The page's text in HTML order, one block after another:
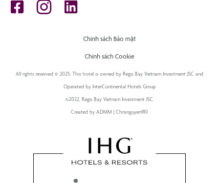
Chính sách Bảo mật
Chính sách Cookie
All rights reserved © 2025. This hotel is owned by Regis Bay Vietnam Investment JSC and
Operated by InterContinental Hotels Group
©2022, Regis Bay Vietnam Investment JSC.
Created by ADMM | Chrisnguyen910